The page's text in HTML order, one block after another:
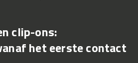
clip-ons:
het eerste contact